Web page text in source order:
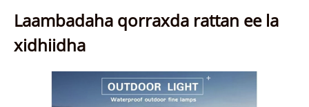
Laambadaha qorraxda rattan ee la
xidhiidha